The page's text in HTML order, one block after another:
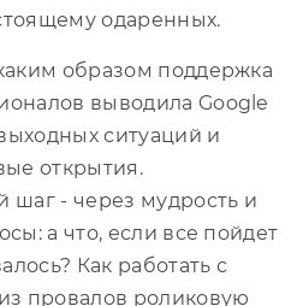
одаренных.
образом поддержка
выводила Google
ситуаций и
открытия.
шаг - через мудрость и
а что, если все пойдет
Как работать с
провалов роликовую